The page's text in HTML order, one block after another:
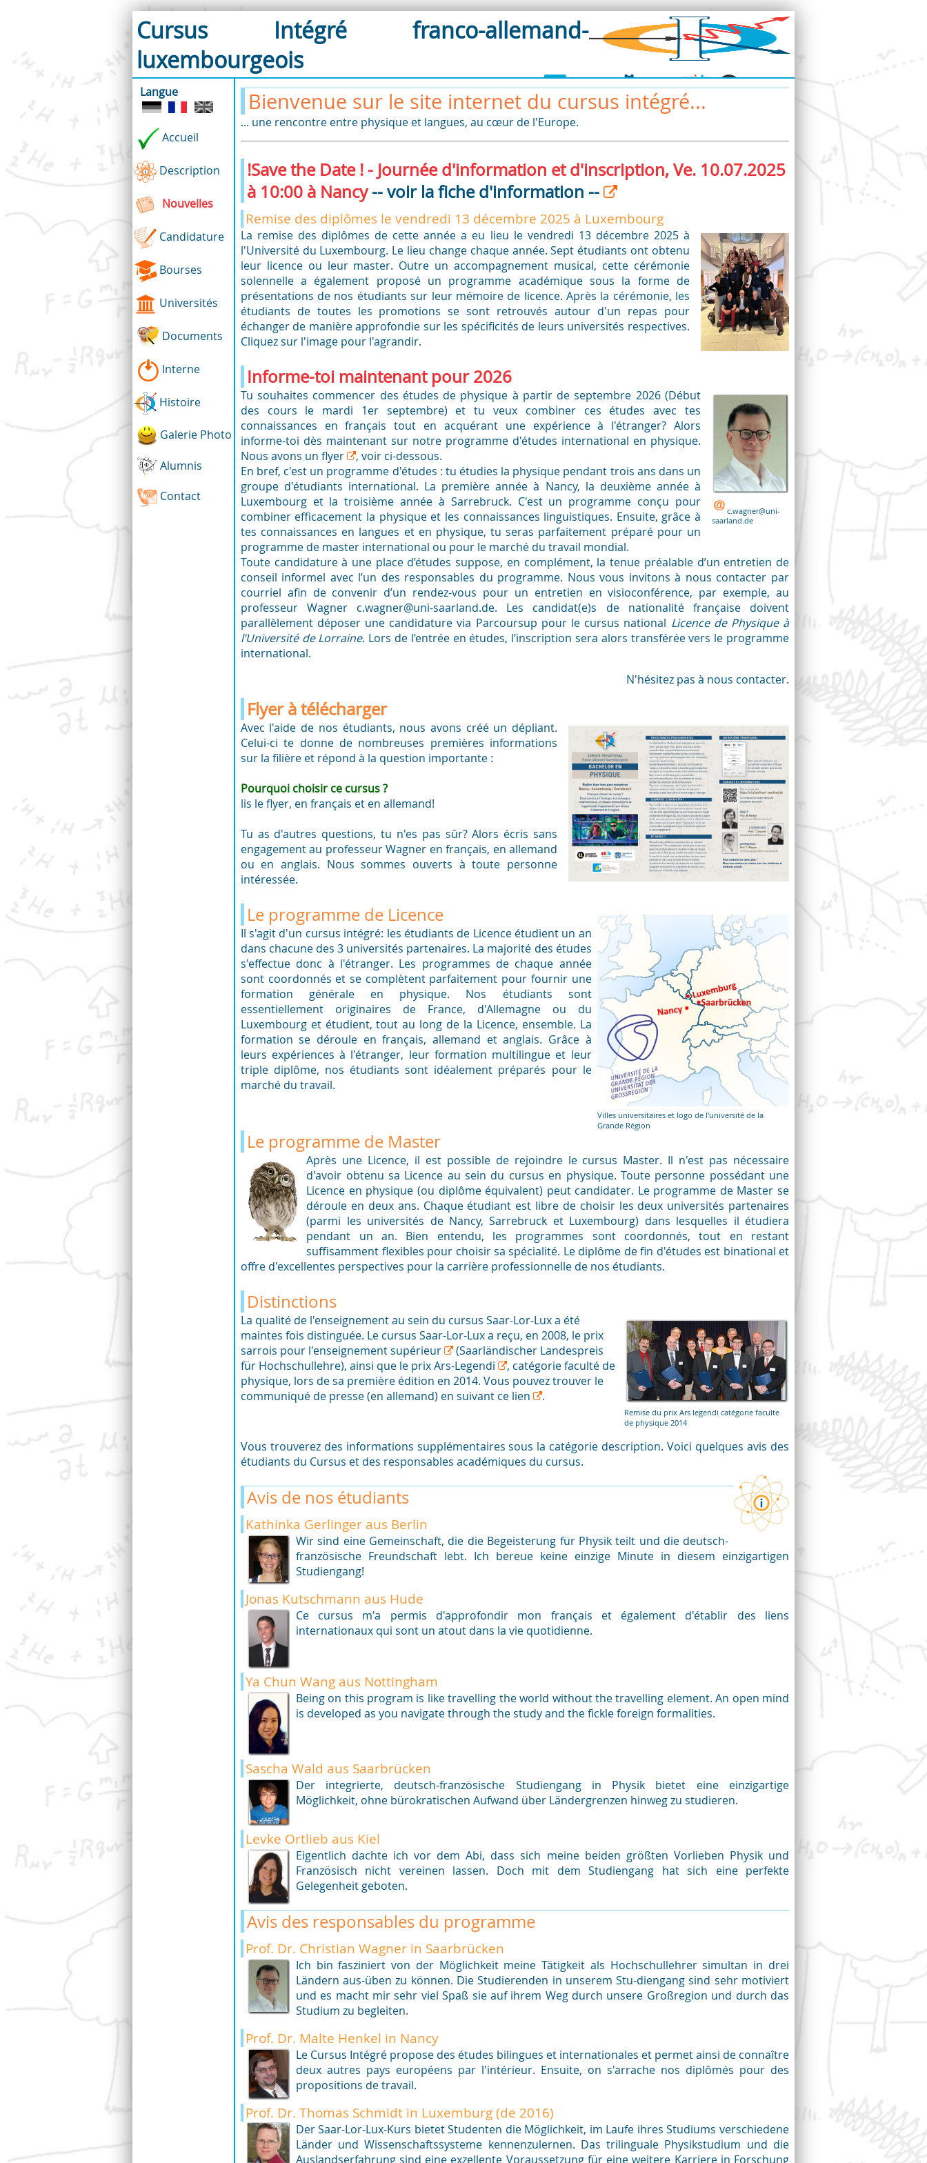
Cursus Intégré franco-allemand-
luxembourgeois
en Physique
Langue
Accueil
Description
Nouvelles
Candidature
Bourses
Universités
Documents
Interne
Histoire
Galerie Photo
Alumnis
Contact
Bienvenue sur le site internet du cursus intégré...
... une rencontre entre physique et langues, au cœur de l'Europe.
!Save the Date ! - Journée d'information et d'inscription, Ve. 10.07.2025
à 10:00 à Nancy-- voir la fiche d'information --
Remise des diplômes le vendredi 13 décembre 2025 à Luxembourg
La remise des diplômes de cette année a eu lieu le vendredi 13 décembre 2025 à
l'Université du Luxembourg. Le lieu change chaque année. Sept étudiants ont obtenu
leur licence ou leur master. Outre un accompagnement musical, cette cérémonie
solennelle a également proposé un programme académique sous la forme de
présentations de nos étudiants sur leur mémoire de licence. Après la cérémonie, les
étudiants de toutes les promotions se sont retrouvés autour d'un repas pour
échanger de manière approfondie sur les spécificités de leurs universités respectives.
Cliquez sur l'image pour l'agrandir.
Informe-toi maintenant pour 2026
c.wagner@uni-
saarland.de
Tu souhaites commencer des études de physique à partir de septembre 2026 (Début
des cours le mardi 1er septembre) et tu veux combiner ces études avec tes
connaissances en français tout en acquérant une expérience à l'étranger? Alors
informe-toi dès maintenant sur notre programme d'études international en physique.
Nous avons un flyer
, voir ci-dessous.
En bref, c'est un programme d'études : tu étudies la physique pendant trois ans dans un
groupe d'étudiants international. La première année à Nancy, la deuxième année à
Luxembourg et la troisième année à Sarrebruck. C'est un programme conçu pour
combiner efficacement la physique et les connaissances linguistiques. Ensuite, grâce à
tes connaissances en langues et en physique, tu seras parfaitement préparé pour un
programme de master international ou pour le marché du travail mondial.
Toute candidature à une place d’études suppose, en complément, la tenue préalable d’un entretien de
conseil informel avec l’un des responsables du programme. Nous vous invitons à nous contacter par
courriel afin de convenir d’un rendez-vous pour un entretien en visioconférence, par exemple, au
professeur Wagner c.wagner@uni-saarland.de. Les candidat(e)s de nationalité française doivent
parallèlement déposer une candidature via Parcoursup pour le cursus national Licence de Physique à
l’Université de Lorraine. Lors de l’entrée en études, l’inscription sera alors transférée vers le programme
international.
N'hésitez pas à nous contacter.
Flyer à télécharger
Avec l'aide de nos étudiants, nous avons créé un dépliant.
Celui-ci te donne de nombreuses premières informations
sur la filière et répond à la question importante :
Pourquoi choisir ce cursus ?
lis le flyer, en français et en allemand!
Tu as d'autres questions, tu n'es pas sûr? Alors écris sans
engagement au professeur Wagner en français, en allemand
ou en anglais. Nous sommes ouverts à toute personne
intéressée.
Le programme de Licence
Villes universitaires et logo de l'université de la
Grande Région
Il s'agit d'un cursus intégré: les étudiants de Licence étudient un an
dans chacune des 3 universités partenaires. La majorité des études
s'effectue donc à l'étranger. Les programmes de chaque année
sont coordonnés et se complètent parfaitement pour fournir une
formation générale en physique. Nos étudiants sont
essentiellement originaires de France, d'Allemagne ou du
Luxembourg et étudient, tout au long de la Licence, ensemble. La
formation se déroule en français, allemand et anglais. Grâce à
leurs expériences à l'étranger, leur formation multilingue et leur
triple diplôme, nos étudiants sont idéalement préparés pour le
marché du travail.
Le programme de Master
Après une Licence, il est possible de rejoindre le cursus Master. Il n'est pas nécessaire
d'avoir obtenu sa Licence au sein du cursus en physique. Toute personne possédant une
Licence en physique (ou diplôme équivalent) peut candidater. Le programme de Master se
déroule en deux ans. Chaque étudiant est libre de choisir les deux universités partenaires
(parmi les universités de Nancy, Sarrebruck et Luxembourg) dans lesquelles il étudiera
pendant un an. Bien entendu, les programmes sont coordonnés, tout en restant
suffisamment flexibles pour choisir sa spécialité. Le diplôme de fin d'études est binational et
offre d'excellentes perspectives pour la carrière professionnelle de nos étudiants.
Distinctions
Remise du prix Ars legendi catégorie faculte
de physique 2014
La qualité de l'enseignement au sein du cursus Saar-Lor-Lux a été
maintes fois distinguée. Le cursus Saar-Lor-Lux a reçu, en 2008, le prix
sarrois pour l'enseignement supérieur
(Saarländischer Landespreis
für Hochschullehre), ainsi que le prix Ars-Legendi
, catégorie faculté de
physique, lors de sa première édition en 2014. Vous pouvez trouver le
communiqué de presse (en allemand) en suivant celien .
Vous trouverez des informations supplémentaires sous la catégorie description. Voici quelques avis des
étudiants du Cursus et des responsables académiques du cursus.
Avis de nos étudiants
Kathinka Gerlinger aus Berlin
Wir sind eine Gemeinschaft, die die Begeisterung für Physik teilt und die deutsch-
französische Freundschaft lebt. Ich bereue keine einzige Minute in diesem einzigartigen
Studiengang!
Jonas Kutschmann aus Hude
Ce cursus m'a permis d'approfondir mon français et également d'établir des liens
internationaux qui sont un atout dans la vie quotidienne.
Ya Chun Wang aus Nottingham
Being on this program is like travelling the world without the travelling element. An open mind
is developed as you navigate through the study and the fickle foreign formalities.
Sascha Wald aus Saarbrücken
Der integrierte, deutsch-französische Studiengang in Physik bietet eine einzigartige
Möglichkeit, ohne bürokratischen Aufwand über Ländergrenzen hinweg zu studieren.
Levke Ortlieb aus Kiel
Eigentlich dachte ich vor dem Abi, dass sich meine beiden größten Vorlieben Physik und
Französisch nicht vereinen lassen. Doch mit dem Studiengang hat sich eine perfekte
Gelegenheit geboten.
Avis des responsables du programme
Prof. Dr. Christian Wagner in Saarbrücken
Ich bin fasziniert von der Möglichkeit meine Tätigkeit als Hochschullehrer simultan in drei
Ländern aus-üben zu können. Die Studierenden in unserem Stu-diengang sind sehr motiviert
und es macht mir sehr viel Spaß sie auf ihrem Weg durch unsere Großregion und durch das
Studium zu begleiten.
Prof. Dr. Malte Henkel in Nancy
Le Cursus Intégré propose des études bilingues et internationales et permet ainsi de connaître
deux autres pays européens par l'intérieur. Ensuite, on s'arrache nos diplômés pour des
propositions de travail.
Prof. Dr. Thomas Schmidt in Luxemburg (de 2016)
Der Saar-Lor-Lux-Kurs bietet Studenten die Möglichkeit, im Laufe ihres Studiums verschiedene
Länder und Wissenschaftssysteme kennenzulernen. Das trilinguale Physikstudium und die
Auslandserfahrung sind eine exzellente Voraussetzung für eine weitere Karriere in Forschung